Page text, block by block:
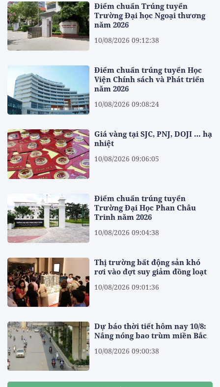
Điểm chuẩn Trúng tuyển
Trường Đại học Ngoại thương
năm 2026
10/08/2026 09:12:38
Điểm chuẩn trúng tuyển Học
Viện Chính sách và Phát triển
năm 2026
10/08/2026 09:08:24
Giá vàng tại SJC, PNJ, DOJI … hạ
nhiệt
10/08/2026 09:06:05
Điểm chuẩn trúng tuyển
Trường Đại Học Phan Châu
Trinh năm 2026
10/08/2026 09:04:38
Thị trường bất động sản khó
rơi vào đợt suy giảm đồng loạt
10/08/2026 09:01:36
Dự báo thời tiết hôm nay 10/8:
Nắng nóng bao trùm miền Bắc
10/08/2026 09:00:38